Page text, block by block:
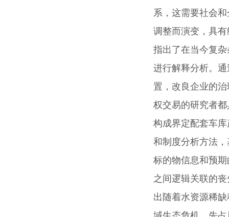
系，这需要社会
调整而演变，具
指出了在当今复
进行解释分析。
置，改良企业的
权交易的研究者
构成界定配套车
和制度分析方法
标的物信息和预
之间逻辑关联的
出随着水资源稀